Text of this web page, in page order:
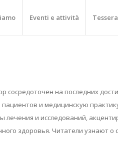
Eventi e attività
сосредоточен на последних
и медицинскую
лечения и исследований,
здоровья. Читатели узнают о